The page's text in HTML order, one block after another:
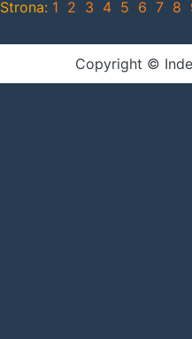
Strona: 1 2 3 4 5 6 7 8
Copyright ©